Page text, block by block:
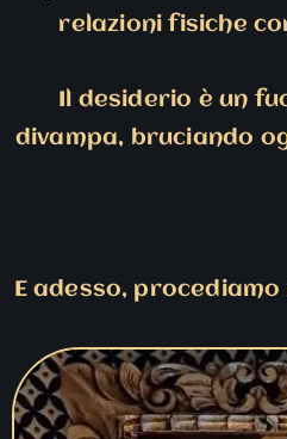
relazioni fisiche
Il desiderio è un
divampa, bruciando
E adesso,